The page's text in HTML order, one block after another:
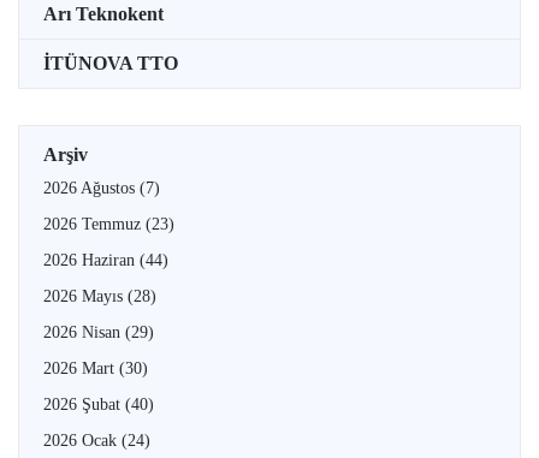
Arı Teknokent
İTÜNOVA TTO
Arşiv
2026 Ağustos (7)
2026 Temmuz (23)
2026 Haziran (44)
2026 Mayıs (28)
2026 Nisan (29)
2026 Mart (30)
2026 Şubat (40)
2026 Ocak (24)